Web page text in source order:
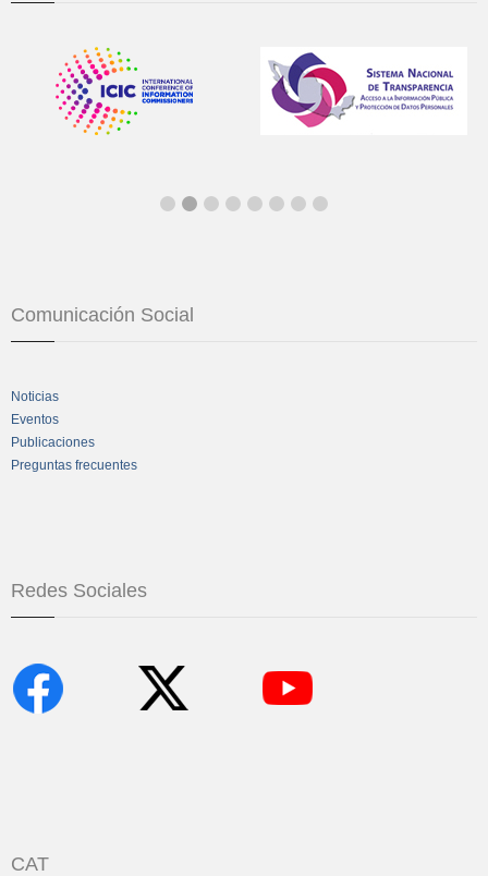
Comunicación Social
Noticias
Eventos
Publicaciones
Preguntas frecuentes
Redes Sociales
CAT